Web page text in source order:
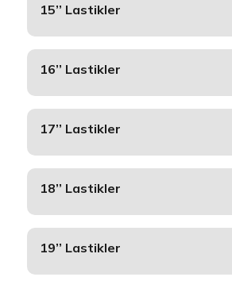
15’’ Lastikler
16’’ Lastikler
17’’ Lastikler
18’’ Lastikler
19’’ Lastikler